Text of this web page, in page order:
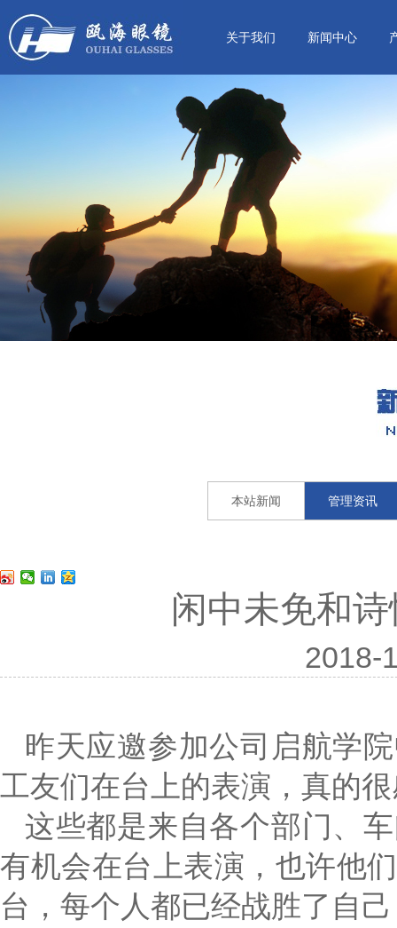
关于我们 新闻中心
本站新闻 管理资讯
闲中未免和
2018-
昨天应邀参加公司启航学
工友们在台上的表演，真的
这些都是来自各个部门、
有机会在台上表演，也许他
台，每个人都已经战胜了自